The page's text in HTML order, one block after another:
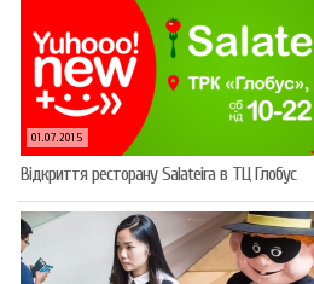
01.07.2015
Відкриття ресторану Salateirа в ТЦ Глобус